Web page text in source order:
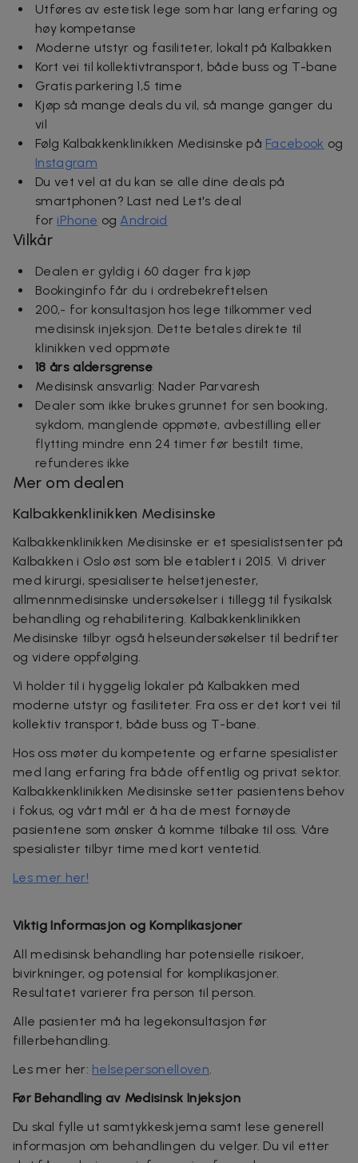
Utføres av estetisk lege som har lang erfaring og
høy kompetanse
Moderne utstyr og fasiliteter, lokalt på Kalbakken
Kort vei til kollektivtransport, både buss og T-bane
Gratis parkering 1,5 time
Kjøp så mange deals du vil, så mange ganger du
vil
Følg Kalbakkenklinikken Medisinske på Facebook og
Instagram
Du vet vel at du kan se alle dine deals på
smartphonen? Last ned Let's deal
for iPhone og Android
Vilkår
Dealen er gyldig i 60 dager fra kjøp
Bookinginfo får du i ordrebekreftelsen
200,- for konsultasjon hos lege tilkommer ved
medisinsk injeksjon. Dette betales direkte til
klinikken ved oppmøte
18 års aldersgrense
Medisinsk ansvarlig: Nader Parvaresh
Dealer som ikke brukes grunnet for sen booking,
sykdom, manglende oppmøte, avbestilling eller
flytting mindre enn 24 timer før bestilt time,
refunderes ikke
Mer om dealen
Kalbakkenklinikken Medisinske
Kalbakkenklinikken Medisinske er et spesialistsenter på
Kalbakken i Oslo øst som ble etablert i 2015. Vi driver
med kirurgi, spesialiserte helsetjenester,
allmennmedisinske undersøkelser i tillegg til fysikalsk
behandling og rehabilitering. Kalbakkenklinikken
Medisinske tilbyr også helseundersøkelser til bedrifter
og videre oppfølging.
Vi holder til i hyggelig lokaler på Kalbakken med
moderne utstyr og fasiliteter. Fra oss er det kort vei til
kollektiv transport, både buss og T-bane.
Hos oss møter du kompetente og erfarne spesialister
med lang erfaring fra både offentlig og privat sektor.
Kalbakkenklinikken Medisinske setter pasientens behov
i fokus, og vårt mål er å ha de mest fornøyde
pasientene som ønsker å komme tilbake til oss. Våre
spesialister tilbyr time med kort ventetid.
Les mer her!
Viktig Informasjon og Komplikasjoner
All medisinsk behandling har potensielle risikoer,
bivirkninger, og potensial for komplikasjoner.
Resultatet varierer fra person til person.
Alle pasienter må ha legekonsultasjon før
fillerbehandling.
Les mer her: helsepersonelloven
Før Behandling av Medisinsk Injeksjon
Du skal fylle ut samtykkeskjema samt lese generell
informasjon om behandlingen du velger. Du vil etter